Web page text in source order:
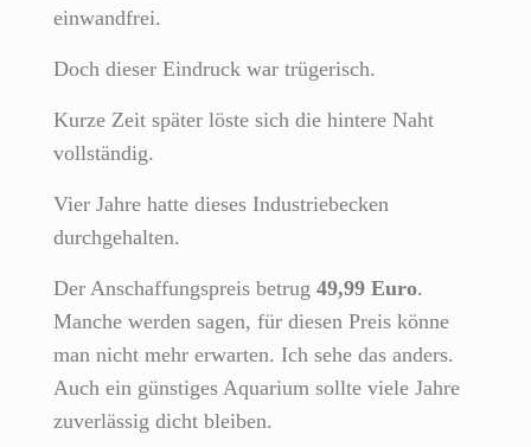
einwandfrei.
Doch dieser Eindruck war trügerisch.
Kurze Zeit später löste sich die hintere Naht
vollständig.
Vier Jahre hatte dieses Industriebecken
durchgehalten.
Der Anschaffungspreis betrug 49,99 Euro.
Manche werden sagen, für diesen Preis könne
man nicht mehr erwarten. Ich sehe das anders.
Auch ein günstiges Aquarium sollte viele Jahre
zuverlässig dicht bleiben.